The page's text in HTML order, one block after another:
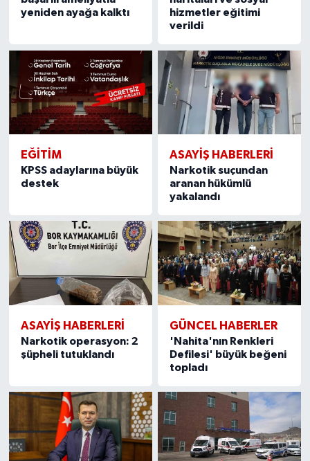
yeniden ayağa kalktı
hizmetler eğitimi
verildi
EĞİTİM
KPSS adaylarına büyük
destek
ASAYİŞ HABERLERİ
Narkotik suçundan
aranan hükümlü
yakalandı
ASAYİŞ HABERLERİ
Narkotik operasyon: 2
şüpheli tutuklandı
GÜNCEL HABERLER
'Nahita'nın Renkleri
Defilesi' büyük beğeni
topladı